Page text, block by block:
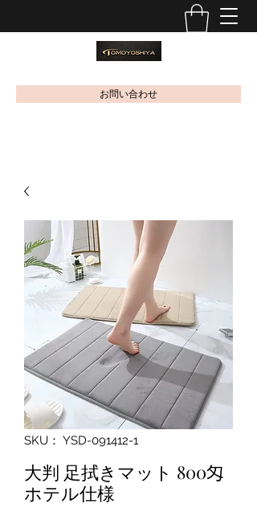
お問い合わせ
SKU： YSD-091412-1
大判 足拭きマット 800匁
ホテル仕様